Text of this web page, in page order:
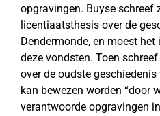
opgravingen. Buyse schreef
licentiaatsthesis over de
Dendermonde, en moest
deze vondsten. Toen
over de oudste
kan bewezen worden “door
verantwoorde opgravingen